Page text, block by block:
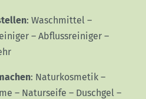
: Waschmittel –
– Abflussreiniger –
: Naturkosmetik –
– Naturseife – Duschgel –